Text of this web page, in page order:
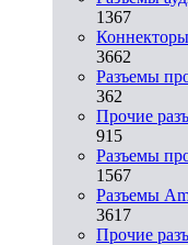
1367
3662
Разъeмы
362
Прочие
915
Разъемы
1567
Разъемы
3617
Прочие